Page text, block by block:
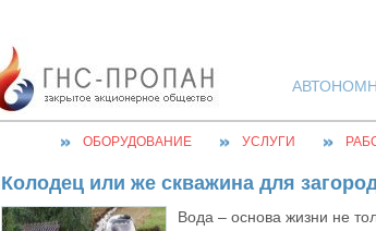
ОБОРУДОВАНИЕ УСЛУГИ
Колодец или же скважина для
Вода – основа жизни не